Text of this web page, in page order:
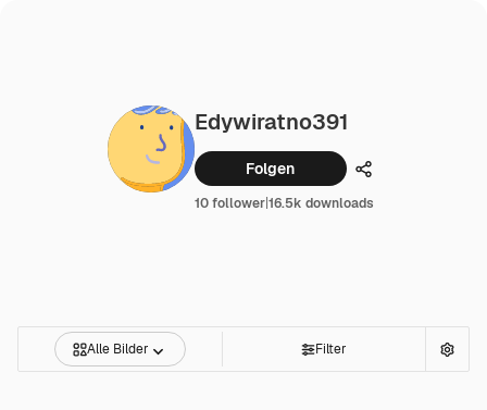
Edywiratno391
Folgen Teilen
10 follower|16.5k downloads
Alle Bilder Filter